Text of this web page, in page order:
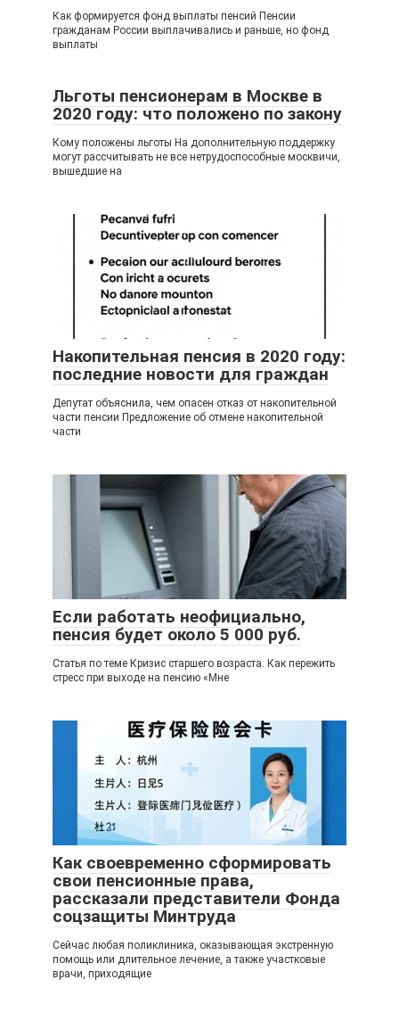
Как формируется фонд выплаты пенсий Пенсии
гражданам России выплачивались и раньше, но фонд
выплаты
Льготы пенсионерам в Москве в
2020 году: что положено по закону
Кому положены льготы На дополнительную поддержку
могут рассчитывать не все нетрудоспособные москвичи,
вышедшие на
Накопительная пенсия в 2020 году:
последние новости для граждан
Депутат объяснила, чем опасен отказ от накопительной
части пенсии Предложение об отмене накопительной
части
Если работать неофициально,
пенсия будет около 5 000 руб.
Статья по теме Кризис старшего возраста. Как пережить
стресс при выходе на пенсию «Мне
Как своевременно сформировать
свои пенсионные права,
рассказали представители Фонда
соцзащиты Минтруда
Сейчас любая поликлиника, оказывающая экстренную
помощь или длительное лечение, а также участковые
врачи, приходящие